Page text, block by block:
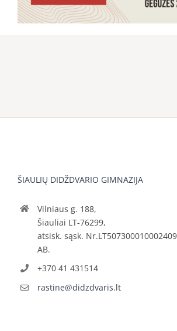
ŠIAULIŲ DIDŽDVARIO GIMNAZIJA
Vilniaus g. 188,
Šiauliai LT-76299,
atsisk. sąsk.
AB.
+370 41 431514
rastine@didzdvaris.lt